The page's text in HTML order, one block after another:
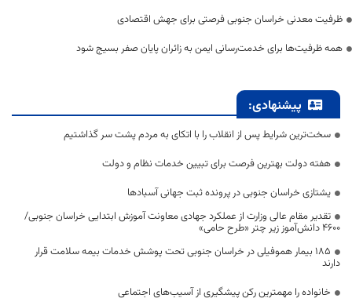
ظرفیت معدنی خراسان جنوبی فرصتی برای جهش اقتصادی
همه ظرفیت‌ها برای خدمت‌رسانی ایمن به زائران پایان صفر بسیج شود
پیشنهادی:
سخت‌ترین شرایط پس از انقلاب را با اتکای به مردم پشت سر گذاشتیم
هفته دولت بهترین فرصت برای تبیین خدمات نظام و دولت
یشتازی خراسان جنوبی در پرونده ثبت جهانی آسبادها
تقدیر مقام عالی وزارت از عملکرد جهادی معاونت آموزش ابتدایی خراسان جنوبی/
۴۶۰۰ دانش‌آموز زیر چتر «طرح حامی»
۱۸۵ بیمار هموفیلی در خراسان جنوبی تحت پوشش خدمات بیمه سلامت قرار
دارند
خانواده را مهمترین رکن پیشگیری از آسیب‌های اجتماعی